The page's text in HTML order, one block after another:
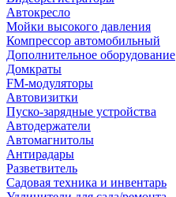
Автокресло
Мойки высокого давления
Компрессор автомобильный
Дополнительное оборудование
Домкраты
FM-модуляторы
Автовизитки
Пуско-зарядные устройства
Автодержатели
Автомагнитолы
Антирадары
Разветвитель
Садовая техника и инвентарь